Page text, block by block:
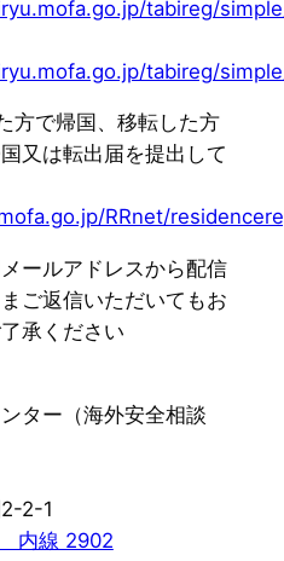
tabireg/
tabireg/
方で帰国、移転した方
又は転出届を提出して
RRnet/
ールアドレスから配信
ご返信いただいてもお
承ください
ター（海外安全相談
2-1
内線 2902